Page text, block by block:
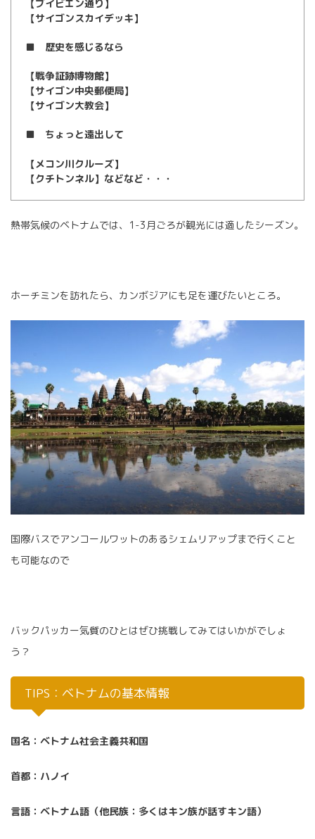
【ブイビエン通り】
【サイゴンスカイデッキ】
■ 歴史を感じるなら
【戦争証跡博物館】
【サイゴン中央郵便局】
【サイゴン大教会】
■ ちょっと遠出して
【メコン川クルーズ】
【クチトンネル】などなど・・・
熱帯気候のベトナムでは、1-3月ごろが観光には適したシーズン。
ホーチミンを訪れたら、カンボジアにも足を運びたいところ。
国際バスでアンコールワットのあるシェムリアップまで行くこと
も可能なので
バックパッカー気質のひとはぜひ挑戦してみてはいかがでしょ
う？
TIPS：ベトナムの基本情報
国名：ベトナム社会主義共和国
首都：ハノイ
言語：ベトナム語（他民族：多くはキン族が話すキン語）